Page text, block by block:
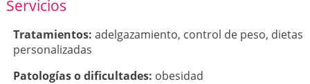
Servicios
Tratamientos: adelgazamiento, control de peso, dietas
personalizadas
Patologí­as o dificultades: obesidad